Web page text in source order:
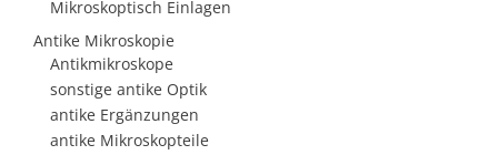
Mikroskoptisch Einlagen
Antike Mikroskopie
Antikmikroskope
sonstige antike Optik
antike Ergänzungen
antike Mikroskopteile